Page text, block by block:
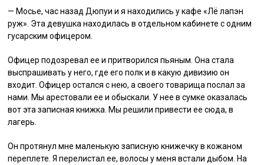
— Мосье, час назад Дюпуи и я находились у кафе «Лё лапэн
руж». Эта девушка находилась в отдельном кабинете с одним
гусарским офицером.
Офицер подозревал ее и притворился пьяным. Она стала
выспрашивать у него, где его полк и в какую дивизию он
входит. Офицер остался с нею, а своего товарища послал за
нами. Мы арестовали ее и обыскали. У нее в сумке оказалась
вот эта записная книжка. Мы решили привести ее сюда, в
лагерь.
Он протянул мне маленькую записную книжечку в кожаном
переплете. Я перелистал ее, волосы у меня встали дыбом. На